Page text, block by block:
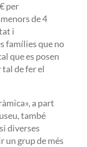
per
de 4
i
famílies que no
que es posen
de fer el
a part
també
diverses
un grup de més